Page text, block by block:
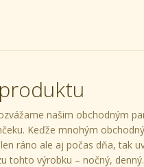
našim obchodným
Keďže mnohým
ráno ale aj počas dňa, tak
tohto výrobku – nočný, denný.